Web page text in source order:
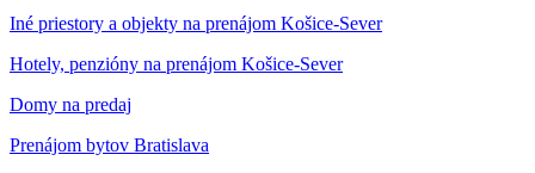
Iné priestory a objekty na prenájom Košice-Sever
Hotely, penzióny na prenájom Košice-Sever
Domy na predaj
Prenájom bytov Bratislava